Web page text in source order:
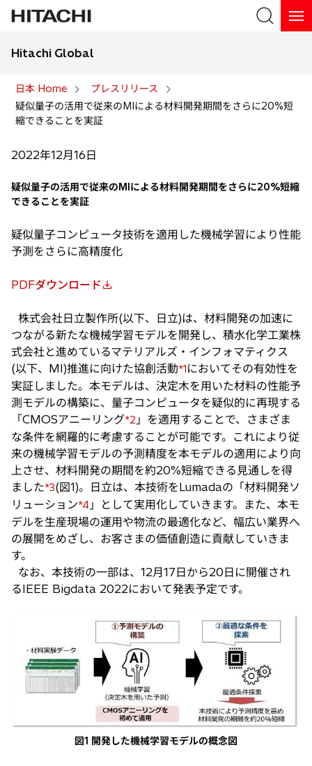
検索
Hitachi Global
日本 Home
プレスリリース
疑似量子の活用で従来のMIによる材料開発期間をさらに20%短
縮できることを実証
2022年12月16日
疑似量子の活用で従来のMIによる材料開発期間をさらに20%短縮
できることを実証
疑似量子コンピュータ技術を適用した機械学習により性能
予測をさらに高精度化
PDFダウンロード
新
い
タ
ブ
で
開
く
株式会社日立製作所(以下、日立)は、材料開発の加速に
つながる新たな機械学習モデルを開発し、積水化学工業株
式会社と進めているマテリアルズ・インフォマティクス
(以下、MI)推進に向けた協創活動*1においてその有効性を
実証しました。本モデルは、決定木を用いた材料の性能予
測モデルの構築に、量子コンピュータを疑似的に再現する
「CMOSアニーリング*2 」を適用することで、さまざま
な条件を網羅的に考慮することが可能です。これにより従
来の機械学習モデルの予測精度を本モデルの適用により向
上させ、材料開発の期間を約20%短縮できる見通しを得
ました*3(図1)。日立は、本技術をLumadaの「材料開発ソ
リューション*4 」として実用化していきます。また、本モ
デルを生産現場の運用や物流の最適化など、幅広い業界へ
の展開をめざし、お客さまの価値創造に貢献していきま
す。
なお、本技術の一部は、12月17日から20日に開催され
るIEEE Bigdata 2022において発表予定です。
図1 開発した機械学習モデルの概念図